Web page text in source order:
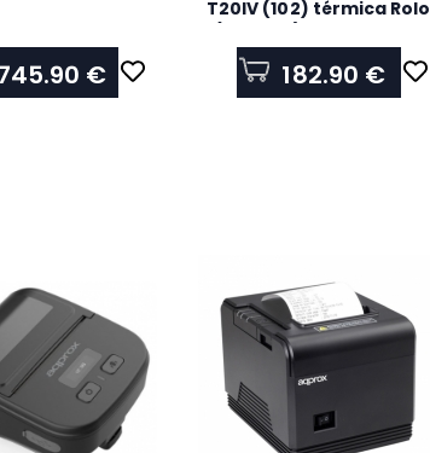
€
T20IV (102) térmica Rolo
até 250 mm/ s USB,
serial, LAN corte parcial
preto , C31CL47102
182.90 €